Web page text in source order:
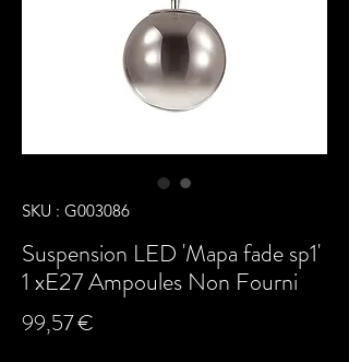
SKU : G003086
Suspension LED 'Mapa fade sp1'
1 xE27 Ampoules Non Fourni
99,57 €